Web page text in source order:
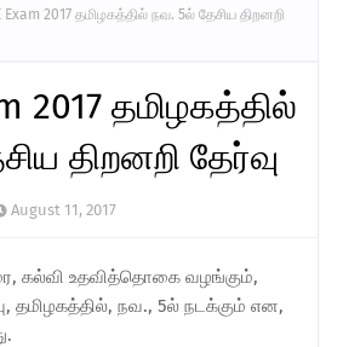
Exam 2017 தமிழகத்தில் நவ. 5ல் தேசிய திறனறி
2017 தமிழகத்தில்
திறனறி தேர்வு
August 11, 2017
கல்வி உதவித்தொகை வழங்கும்,
தமிழகத்தில், நவ., 5ல் நடக்கும் என,